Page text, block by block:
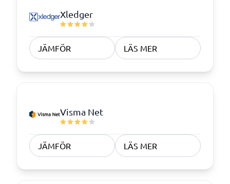
Xledger
JÄMFÖR LÄS MER
Visma Net
JÄMFÖR LÄS MER